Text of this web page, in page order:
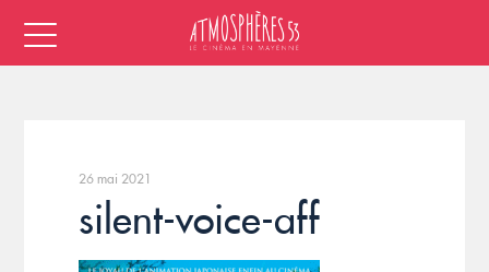
26 mai 2021
silent-voice-aff